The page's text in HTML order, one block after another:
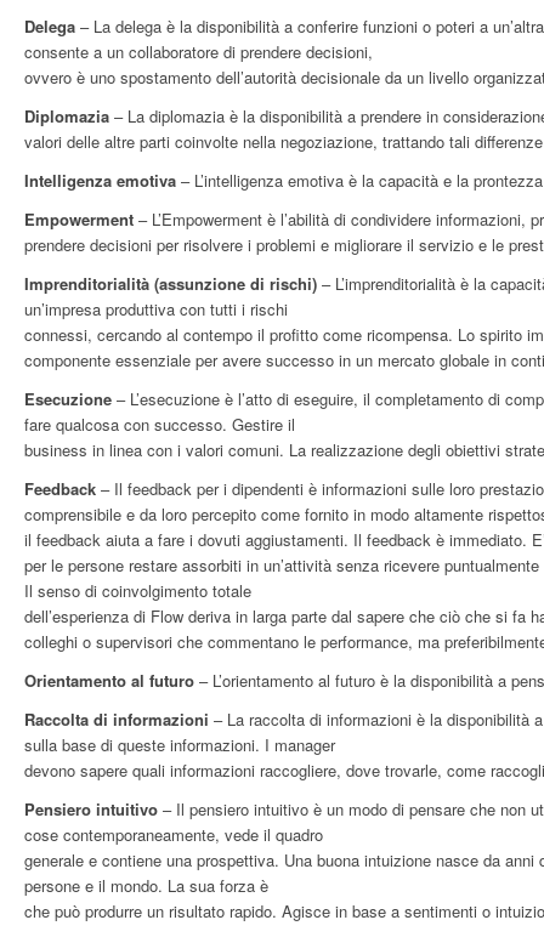
Delega– La delega è la disponibilità a conferire funzioni o poteri a
consente a un collaboratore di prendere decisioni,
ovvero è uno spostamento dell’autorità decisionale da un livello
Diplomazia– La diplomazia è la disponibilità a prendere in
valori delle altre parti coinvolte nella negoziazione, trattando tali
Intelligenza emotiva– L’intelligenza emotiva è la capacità e la
Empowerment– L’Empowerment è l’abilità di condividere informazioni,
prendere decisioni per risolvere i problemi e migliorare il servizio e le
Imprenditorialità (assunzione di rischi)– L’imprenditorialità è la
un’impresa produttiva con tutti i rischi
connessi, cercando al contempo il profitto come ricompensa. Lo spirito
componente essenziale per avere successo in un mercato globale in
Esecuzione– L’esecuzione è l’atto di eseguire, il completamento di
fare qualcosa con successo. Gestire il
business in linea con i valori comuni. La realizzazione degli obiettivi
Feedback– Il feedback per i dipendenti è informazioni sulle loro
comprensibile e da loro percepito come fornito in modo altamente
il feedback aiuta a fare i dovuti aggiustamenti. Il feedback è immediato.
per le persone restare assorbiti in un’attività senza ricevere
Il senso di coinvolgimento totale
dell’esperienza di Flow deriva in larga parte dal sapere che ciò che si fa
colleghi o supervisori che commentano le performance, ma
Orientamento al futuro– L’orientamento al futuro è la disponibilità a
Raccolta di informazioni – La raccolta di informazioni è la disponibilità
sulla base di queste informazioni. I manager
devono sapere quali informazioni raccogliere, dove trovarle, come
Pensiero intuitivo– Il pensiero intuitivo è un modo di pensare che non
cose contemporaneamente, vede il quadro
generale e contiene una prospettiva. Una buona intuizione nasce da
persone e il mondo. La sua forza è
che può produrre un risultato rapido. Agisce in base a sentimenti o